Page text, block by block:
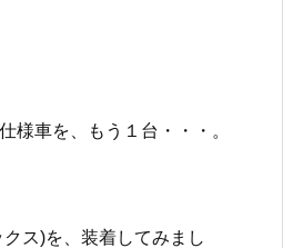
様車を、もう１台・・・。
クス)を、装着してみまし